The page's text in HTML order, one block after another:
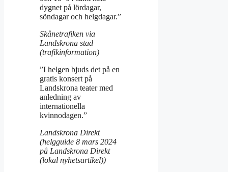
dygnet på lördagar,
söndagar och helgdagar.”
Skånetrafiken via
Landskrona stad
(trafikinformation)
”I helgen bjuds det på en
gratis konsert på
Landskrona teater med
anledning av
internationella
kvinnodagen.”
Landskrona Direkt
(helgguide 8 mars 2024
på Landskrona Direkt
(lokal nyhetsartikel))